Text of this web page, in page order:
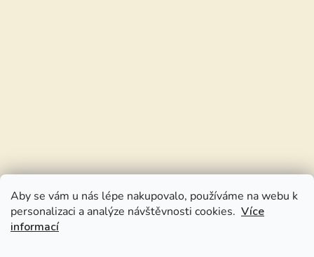
Aby se vám u nás lépe nakupovalo, používáme na webu k
personalizaci a analýze návštěvnosti cookies. Více
informací